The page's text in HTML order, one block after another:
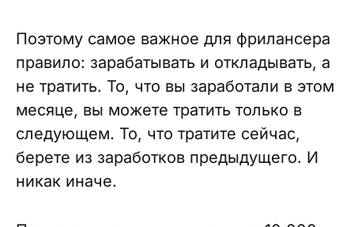
Поэтому самое важное для фрилансера
правило: зарабатывать и откладывать, а
не тратить. То, что вы заработали в этом
месяце, вы можете тратить только в
следующем. То, что тратите сейчас,
берете из заработков предыдущего. И
никак иначе.